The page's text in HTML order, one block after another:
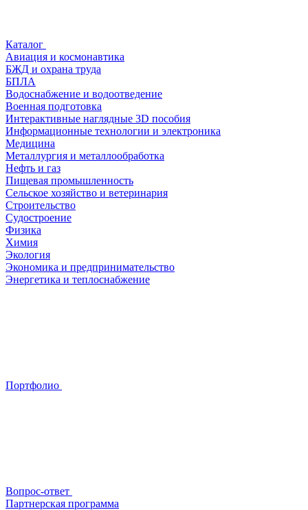
Каталог
Авиация и космонавтика
БЖД и охрана труда
БПЛА
Водоснабжение и водоотведение
Военная подготовка
Интерактивные наглядные 3D пособия
Информационные технологии и электроника
Медицина
Металлургия и металлообработка
Нефть и газ
Пищевая промышленность
Сельское хозяйство и ветеринария
Строительство
Судостроение
Физика
Химия
Экология
Экономика и предпринимательство
Энергетика и теплоснабжение
Портфолио
Вопрос-ответ
Партнерская программа